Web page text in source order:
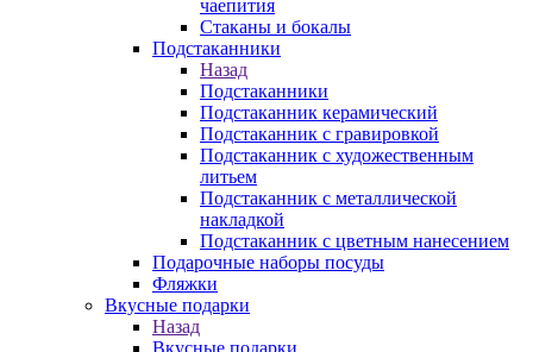
чаепития
Стаканы и бокалы
Подстаканники
Назад
Подстаканники
Подстаканник керамический
Подстаканник c гравировкой
Подстаканник с художественным
литьем
Подстаканник с металлической
накладкой
Подстаканник с цветным нанесением
Подарочные наборы посуды
Фляжки
Вкусные подарки
Назад
Вкусные подарки